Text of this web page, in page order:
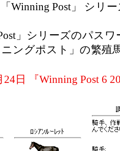
Winning Post」 シリ
」シリーズのパス
ングポスト」の繁殖
日 『Winning Post 6